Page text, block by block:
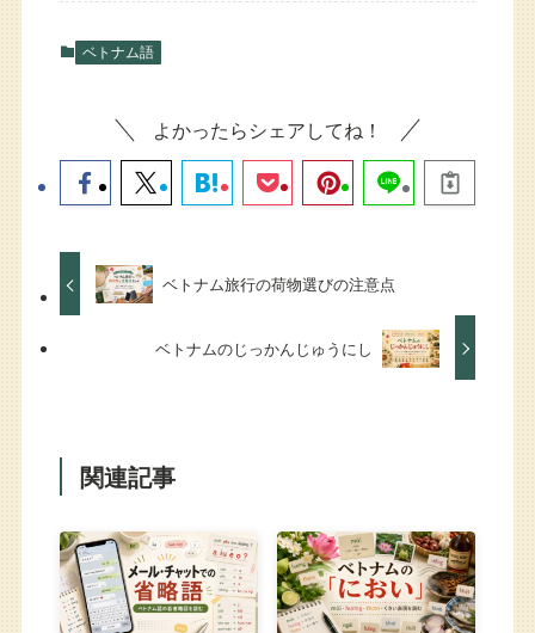
ベトナム語
よかったらシェアしてね！
ベトナム旅行の荷物選びの注意点
ベトナムのじっかんじゅうにし
関連記事